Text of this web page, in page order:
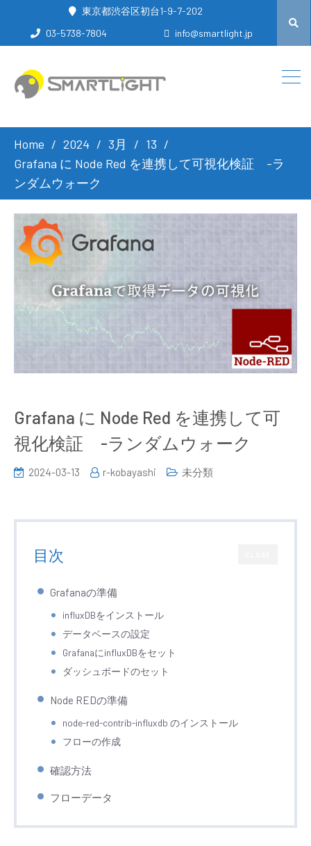
東京都渋谷区初台1-9-7-202
03-5738-7804
info@smartlight.jp
Home 2024 3月
13
Grafana に Node Red を連携して可視化検証 -ラ
ンダムウォーク
Grafana に Node Red を連携して可
視化検証 -ランダムウォーク
2024-03-13 r-kobayashi 未分類
目次
Grafanaの準備
influxDBをインストール
データベースの設定
GrafanaにinfluxDBをセット
ダッシュボードのセット
Node REDの準備
node-red-contrib-influxdb のインストール
フローの作成
確認方法
フローデータ